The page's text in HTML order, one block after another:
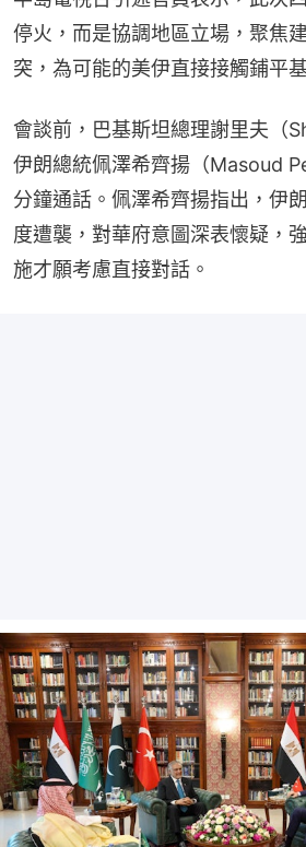
停火，而是協調地區立場，聚焦
突，為可能的美伊直接接觸鋪平
會談前，巴基斯坦總理謝里夫（
伊朗總統佩澤希齊揚（Masoud
分鐘通話。佩澤希齊揚指出，伊
度遭襲，對華府意圖深表懷疑，
施才願考慮直接對話。